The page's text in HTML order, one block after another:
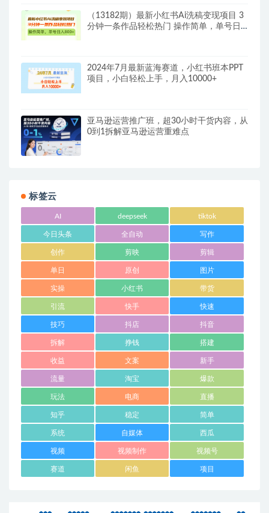
（13182期）最新小红书Ai洗稿变现项目 3
分钟一条作品轻松热门 操作简单，单号日
2024年7月最新蓝海赛道，小红书班本PPT
项目，小白轻松上手，月入10000+
亚马逊运营推广班，超30小时干货内容，从
0到1拆解亚马逊运营重难点
标签云
AI deepseek tiktok
今日头条 全自动 写作
创作 剪映 剪辑
单日 原创 图片
实操 小红书 带货
引流 快手 快速
技巧 抖店 抖音
拆解 挣钱 搭建
收益 文案 新手
流量 淘宝 爆款
玩法 电商 直播
知乎 稳定 简单
系统 自媒体 西瓜
视频 视频制作 视频号
赛道 闲鱼 项目